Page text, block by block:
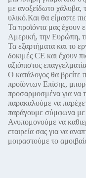
με ανοξείδωτο χάλυβα,
υλικό.Και θα είμαστε
Τα προϊόντα μας έχουν
Αμερική, την Ευρώπη,
Τα εξαρτήματα και το
δοκιμές CE και έχουν
αξιόπιστος
Ο κατάλογος θα βρείτε
προϊόντων Επίσης,
προσαρμοσμένα για να
παρακαλούμε να
παράγουμε σύμφωνα με
Ανυπομονούμε να
εταιρεία σας για να
μοιραστούμε το